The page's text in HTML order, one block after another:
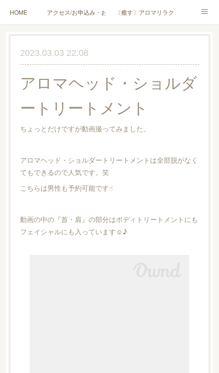
HOME アクセス/お申込み・お問合せ〔癒す〕アロマリラクゼーション
〔学ぶ〕AEAJ資格対応コース〔学ぶ〕トリートメント実技講座／介護アロマ講座
ハンモックよもぎ蒸し® HAMMOCK SAUNA® アカデミー厚木校
ハンモックタイ古式協会® 厚木校出張講座(個人／企業・団体)
Instagram コラム YouTube［アロマ・ハーブクラフト］
2023.03.03 22:08
アロマヘッド・ショルダ
ートリートメント
ちょっとだけですが動画撮ってみました。
アロマヘッド・ショルダートリートメントは全部脱がなく
てもできるので人気です。笑
こちらは男性も予約可能です☝︎︎
動画の中の『首・肩』の部分はボディトリートメントにも
フェイシャルにも入っています☺︎♪